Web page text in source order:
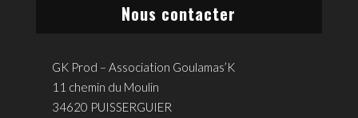
Nous contacter
GK Prod – Association Goulamas’K
11 chemin du Moulin
34620 PUISSERGUIER